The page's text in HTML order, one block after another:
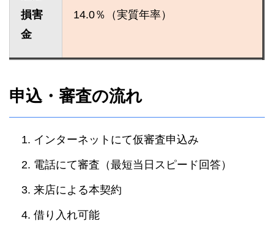
損害
金
14.0％（実質年率）
申込・審査の流れ
インターネットにて仮審査申込み
電話にて審査（最短当日スピード回答）
来店による本契約
借り入れ可能